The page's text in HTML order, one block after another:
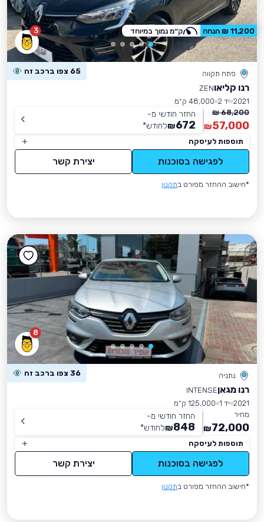
3
פתח תקווה 65 צפו ברכב זה
רנו קליאוZEN
2021 יד 2
48,000 ק״מ
68,200 ₪
57,000
₪
החזר חודשי מ-
672
₪לחודש*
תוספות לעיסקה
לפגישה בסוכנות יצירת קשר
*חישוב ההחזר מפורט בתקנון
11,200 ₪ הנחה ק״מ נמוך במיוחד
8
נתניה 36 צפו ברכב זה
רנו מגאןINTENSE
2021 יד 1
125,000 ק״מ
מחיר
72,000
₪
החזר חודשי מ-
848
₪לחודש*
תוספות לעיסקה
לפגישה בסוכנות יצירת קשר
*חישוב ההחזר מפורט בתקנון